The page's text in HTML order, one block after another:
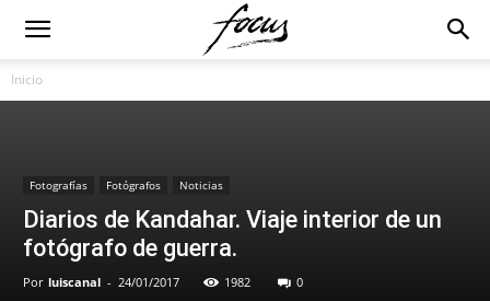
Inicio
Fotografías Fotógrafos Noticias
Diarios de Kandahar. Viaje interior de un
fotógrafo de guerra.
Por luiscanal - 24/01/2017 1982 0